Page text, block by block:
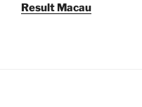
Result Macau